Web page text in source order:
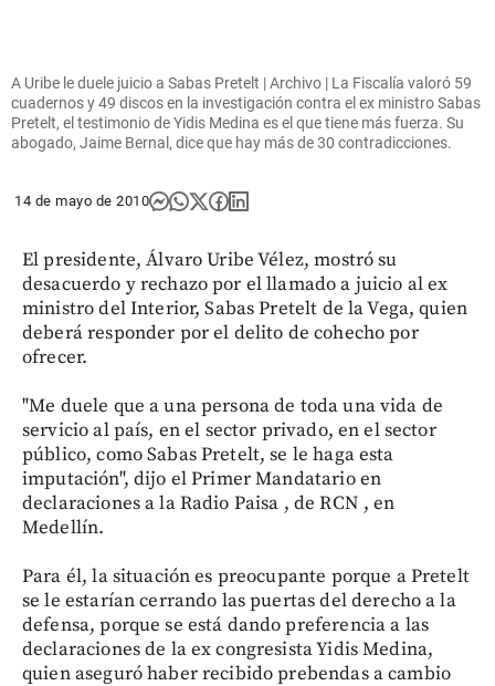
A Uribe le duele juicio a Sabas Pretelt | Archivo | La Fiscalía valoró 59
cuadernos y 49 discos en la investigación contra el ex ministro Sabas
Pretelt, el testimonio de Yidis Medina es el que tiene más fuerza. Su
abogado, Jaime Bernal, dice que hay más de 30 contradicciones.
14 de mayo de 2010
El presidente, Álvaro Uribe Vélez, mostró su
desacuerdo y rechazo por el llamado a juicio al ex
ministro del Interior, Sabas Pretelt de la Vega, quien
deberá responder por el delito de cohecho por
ofrecer.
"Me duele que a una persona de toda una vida de
servicio al país, en el sector privado, en el sector
público, como Sabas Pretelt, se le haga esta
imputación", dijo el Primer Mandatario en
declaraciones a la Radio Paisa , de RCN , en
Medellín.
Para él, la situación es preocupante porque a Pretelt
se le estarían cerrando las puertas del derecho a la
defensa, porque se está dando preferencia a las
declaraciones de la ex congresista Yidis Medina,
quien aseguró haber recibido prebendas a cambio